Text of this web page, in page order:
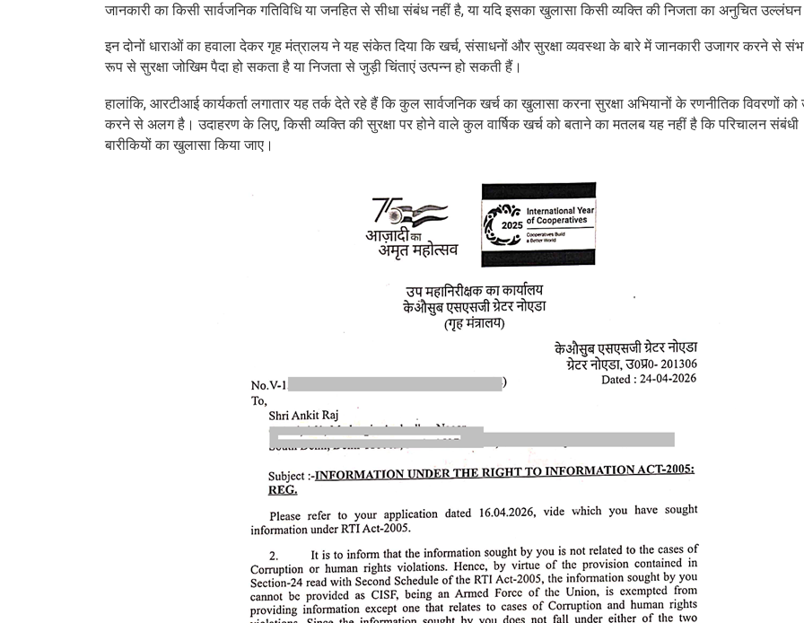
जानकारी का किसी सार्वजनिक गतिविधि या जनहित से सीधा संबंध नहीं है, या यदि इसका खुलासा किसी व्यक्ति की निजता का अनुचित उल्लंघन
इन दोनों धाराओं का हवाला देकर गृह मंत्रालय ने यह संकेत दिया कि खर्च, संसाधनों और सुरक्षा व्यवस्था के बारे में जानकारी उजागर करने से
रूप से सुरक्षा जोखिम पैदा हो सकता है या निजता से जुड़ी चिंताएं उत्पन्न हो सकती हैं।
हालांकि, आरटीआई कार्यकर्ता लगातार यह तर्क देते रहे हैं कि कुल सार्वजनिक खर्च का खुलासा करना सुरक्षा अभियानों के रणनीतिक विवरणों को
करने से अलग है। उदाहरण के लिए, किसी व्यक्ति की सुरक्षा पर होने वाले कुल वार्षिक खर्च को बताने का मतलब यह नहीं है कि परिचालन संबंधी
बारीकियों का खुलासा किया जाए।